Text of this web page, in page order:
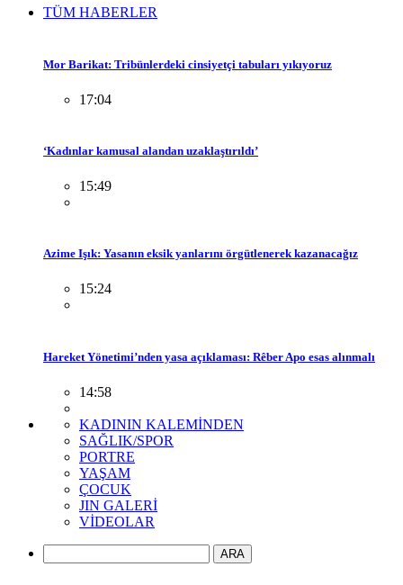
TÜM HABERLER
Mor Barikat: Tribünlerdeki cinsiyetçi tabuları yıkıyoruz
17:04
‘Kadınlar kamusal alandan uzaklaştırıldı’
15:49
Azime Işık: Yasanın eksik yanlarını örgütlenerek kazanacağız
15:24
Hareket Yönetimi’nden yasa açıklaması: Rêber Apo esas alınmalı
14:58
KADININ KALEMİNDEN
SAĞLIK/SPOR
PORTRE
YAŞAM
ÇOCUK
JIN GALERİ
VİDEOLAR
ARA